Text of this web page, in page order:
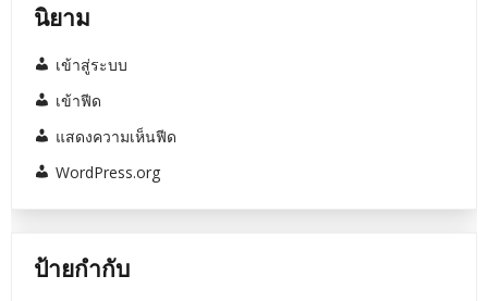
นิยาม
เข้าสู่ระบบ
เข้าฟีด
แสดงความเห็นฟีด
WordPress.org
ป้ายกำกับ